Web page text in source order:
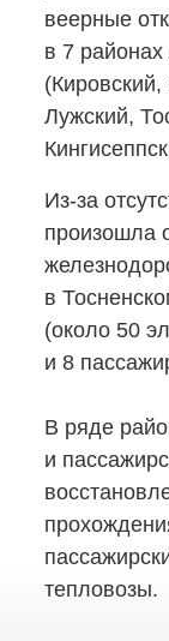
веерные
в 7 районах
(Кировский,
Лужский,
Из-за
произошла
в
(около 50
и 8
В ряде
и
тепловозы.